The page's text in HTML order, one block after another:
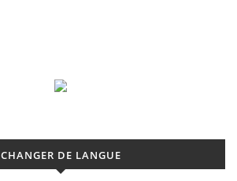
CHANGER DE LANGUE